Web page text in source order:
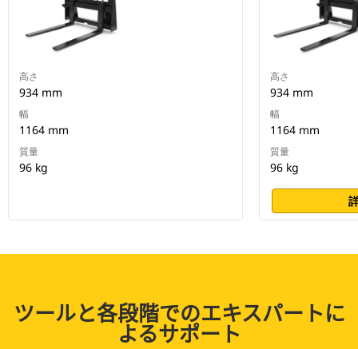
高さ
934 mm
幅
1164 mm
質量
96 kg
高さ
934 mm
幅
1164 mm
質量
96 kg
ツールと各段階でのエキスパートに
よるサポート